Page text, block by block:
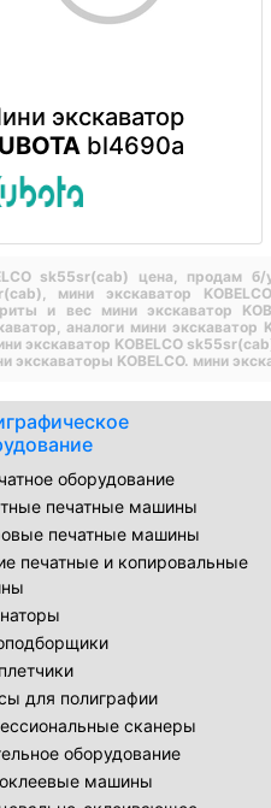
экскаватор
bl4690a
sk55sr(cab) цена, продам б/
мини экскаватор
и вес мини экскаватор
аналоги мини экскаватор
экскаватор KOBELCO
экскаваторы KOBELCO. мини
оборудование
печатные машины
печатные машины
печатные и копировальные
для полиграфии
сканеры
оборудование
машины